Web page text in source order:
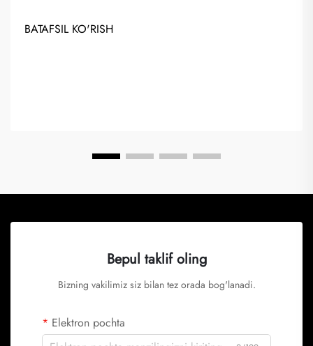
yorug'likni oddiydan g'oyatgacha ko'tarish san'ati aks etadi.
Usta-chipchilarning ehtimom bilan bajaradigan usullari,
BATAFSIL KO'RISH
Bepul taklif oling
Bizning vakilimiz siz bilan tez orada bog'lanadi.
Elektron pochta